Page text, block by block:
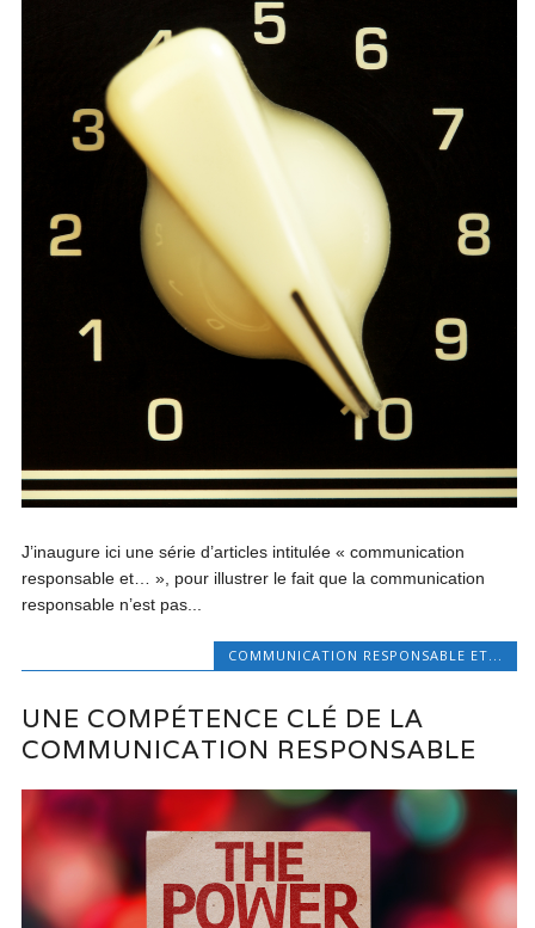
J’inaugure ici une série d’articles intitulée « communication
responsable et… », pour illustrer le fait que la communication
responsable n’est pas...
COMMUNICATION RESPONSABLE ET...
UNE COMPÉTENCE CLÉ DE LA
COMMUNICATION RESPONSABLE